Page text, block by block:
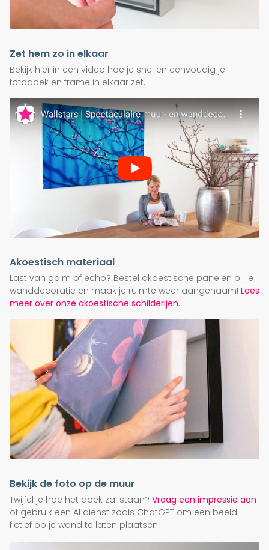
Zet hem zo in elkaar
Bekijk hier in een video hoe je snel en eenvoudig je
fotodoek en frame in elkaar zet.
Akoestisch materiaal
Last van galm of echo? Bestel akoestische panelen bij je
wanddecoratie en maak je ruimte weer aangenaam! Lees
meer over onze akoestische schilderijen.
Bekijk de foto op de muur
Twijfel je hoe het doek zal staan? Vraag een impressie aan
of gebruik een AI dienst zoals ChatGPT om een beeld
fictief op je wand te laten plaatsen.